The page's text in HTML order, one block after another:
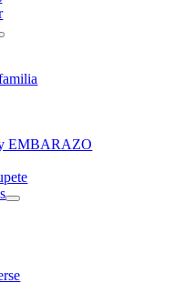
EMBARAZO